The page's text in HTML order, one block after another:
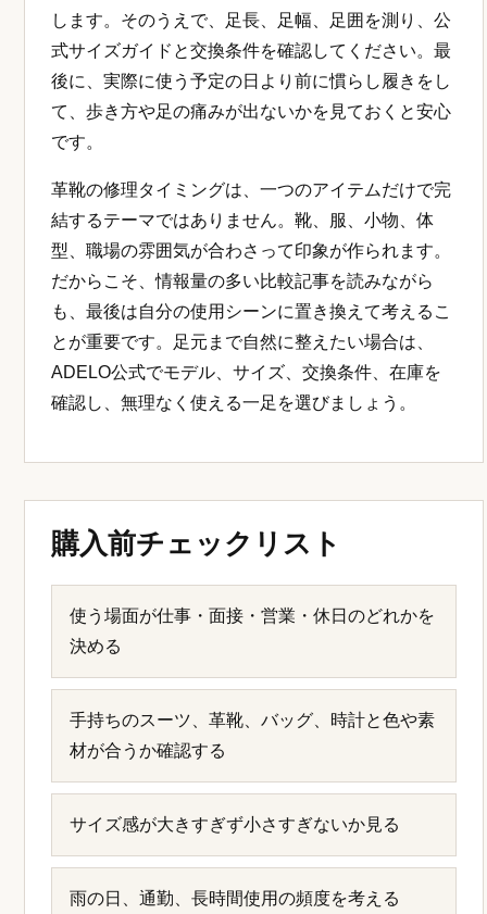
します。そのうえで、足長、足幅、足囲を測り、公
式サイズガイドと交換条件を確認してください。最
後に、実際に使う予定の日より前に慣らし履きをし
て、歩き方や足の痛みが出ないかを見ておくと安心
です。
革靴の修理タイミングは、一つのアイテムだけで完
結するテーマではありません。靴、服、小物、体
型、職場の雰囲気が合わさって印象が作られます。
だからこそ、情報量の多い比較記事を読みながら
も、最後は自分の使用シーンに置き換えて考えるこ
とが重要です。足元まで自然に整えたい場合は、
ADELO公式でモデル、サイズ、交換条件、在庫を
確認し、無理なく使える一足を選びましょう。
購入前チェックリスト
使う場面が仕事・面接・営業・休日のどれかを
決める
手持ちのスーツ、革靴、バッグ、時計と色や素
材が合うか確認する
サイズ感が大きすぎず小さすぎないか見る
雨の日、通勤、長時間使用の頻度を考える